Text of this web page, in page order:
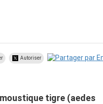
Autoriser
tigre (aedes